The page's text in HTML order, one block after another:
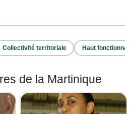
Collectivité territoriale Haut
de la Martinique